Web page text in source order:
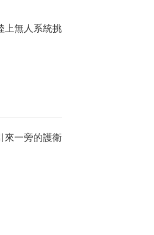
上無人系統挑
來一旁的護衛